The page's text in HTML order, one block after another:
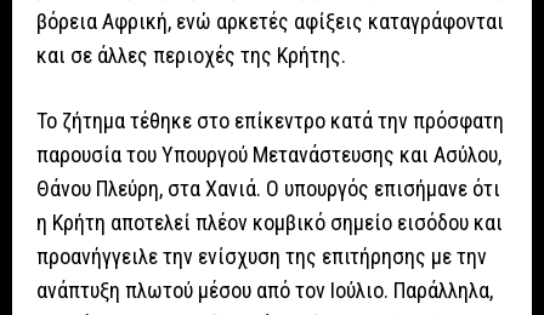
βόρεια Αφρική, ενώ αρκετές αφίξεις καταγράφονται
και σε άλλες περιοχές της Κρήτης.
Το ζήτημα τέθηκε στο επίκεντρο κατά την πρόσφατη
παρουσία του Υπουργού Μετανάστευσης και Ασύλου,
Θάνου Πλεύρη, στα Χανιά. Ο υπουργός επισήμανε ότι
η Κρήτη αποτελεί πλέον κομβικό σημείο εισόδου και
προανήγγειλε την ενίσχυση της επιτήρησης με την
ανάπτυξη πλωτού μέσου από τον Ιούλιο. Παράλληλα,